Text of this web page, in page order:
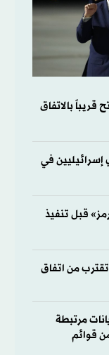
بالاتفاق
في
قبل تنفيذ
من اتفاق
مرتبطة
قوائم